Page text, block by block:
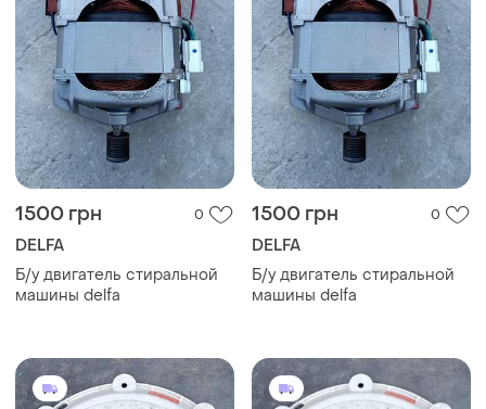
1500 грн 0
DELFA
Б/у двигатель стиральной
машины delfa
1500 грн 0
DELFA
Б/у двигатель стиральной
машины delfa